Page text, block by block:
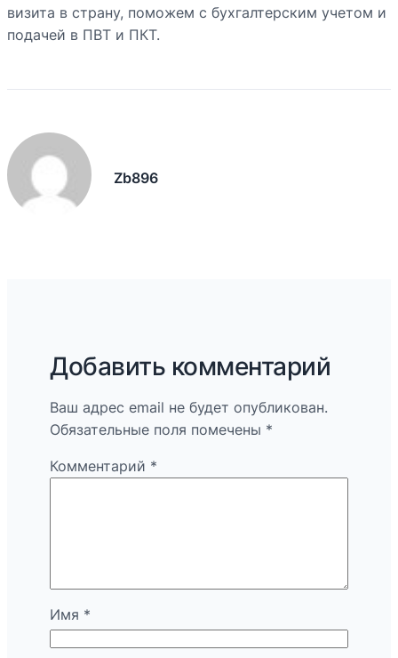
визита в страну, поможем с бухгалтерским учетом и
подачей в ПВТ и ПКТ.
Zb896
Добавить комментарий
Ваш адрес email не будет опубликован.
Обязательные поля помечены *
Комментарий *
Имя *